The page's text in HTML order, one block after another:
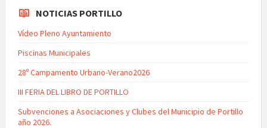
NOTICIAS PORTILLO
Vídeo Pleno Ayuntamiento
Piscinas Municipales
28º Campamento Urbano-Verano2026
III FERIA DEL LIBRO DE PORTILLO
Subvenciones a Asociaciones y Clubes del Municipio de Portillo
año 2026.